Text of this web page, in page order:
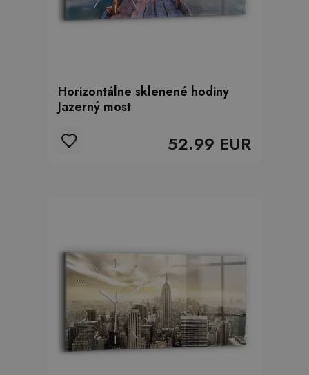
Horizontálne sklenené hodiny
Jazerný most
52.99 EUR